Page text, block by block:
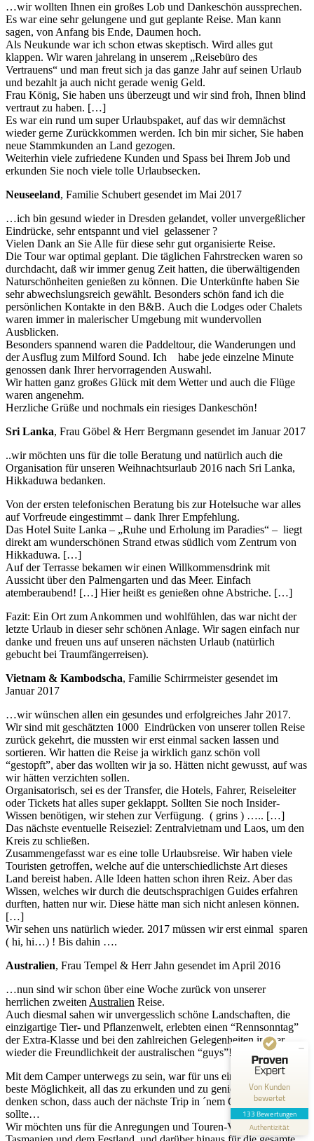
…wir wollten Ihnen ein großes Lob und Dankeschön aussprechen.
Es war eine sehr gelungene und gut geplante Reise. Man kann
sagen, von Anfang bis Ende, Daumen hoch.
Als Neukunde war ich schon etwas skeptisch. Wird alles gut
klappen. Wir waren jahrelang in unserem „Reisebüro des
Vertrauens“ und man freut sich ja das ganze Jahr auf seinen Urlaub
und bezahlt ja auch nicht gerade wenig Geld.
Frau König, Sie haben uns überzeugt und wir sind froh, Ihnen blind
vertraut zu haben. […]
Es war ein rund um super Urlaubspaket, auf das wir demnächst
wieder gerne Zurückkommen werden. Ich bin mir sicher, Sie haben
neue Stammkunden an Land gezogen.
Weiterhin viele zufriedene Kunden und Spass bei Ihrem Job und
erkunden Sie noch viele tolle Urlaubsecken.
Neuseeland, Familie Schubert gesendet im Mai 2017
…ich bin gesund wieder in Dresden gelandet, voller unvergeßlicher
Eindrücke, sehr entspannt und viel gelassener ?
Vielen Dank an Sie Alle für diese sehr gut organisierte Reise.
Die Tour war optimal geplant. Die täglichen Fahrstrecken waren so
durchdacht, daß wir immer genug Zeit hatten, die überwältigenden
Naturschönheiten genießen zu können. Die Unterkünfte haben Sie
sehr abwechslungsreich gewählt. Besonders schön fand ich die
persönlichen Kontakte in den B&B. Auch die Lodges oder Chalets
waren immer in malerischer Umgebung mit wundervollen
Ausblicken.
Besonders spannend waren die Paddeltour, die Wanderungen und
der Ausflug zum Milford Sound. Ich habe jede einzelne Minute
genossen dank Ihrer hervorragenden Auswahl.
Wir hatten ganz großes Glück mit dem Wetter und auch die Flüge
waren angenehm.
Herzliche Grüße und nochmals ein riesiges Dankeschön!
Sri Lanka, Frau Göbel & Herr Bergmann gesendet im Januar 2017
..wir möchten uns für die tolle Beratung und natürlich auch die
Organisation für unseren Weihnachtsurlaub 2016 nach Sri Lanka,
Hikkaduwa bedanken.
Von der ersten telefonischen Beratung bis zur Hotelsuche war alles
auf Vorfreude eingestimmt – dank Ihrer Empfehlung.
Das Hotel Suite Lanka – „Ruhe und Erholung im Paradies“ – liegt
direkt am wunderschönen Strand etwas südlich vom Zentrum von
Hikkaduwa. […]
Auf der Terrasse bekamen wir einen Willkommensdrink mit
Aussicht über den Palmengarten und das Meer. Einfach
atemberaubend! […] Hier heißt es genießen ohne Abstriche. […]
Fazit: Ein Ort zum Ankommen und wohlfühlen, das war nicht der
letzte Urlaub in dieser sehr schönen Anlage. Wir sagen einfach nur
danke und freuen uns auf unseren nächsten Urlaub (natürlich
gebucht bei Traumfängerreisen).
Vietnam & Kambodscha, Familie Schirrmeister gesendet im
Januar 2017
…wir wünschen allen ein gesundes und erfolgreiches Jahr 2017.
Wir sind mit geschätzten 1000 Eindrücken von unserer tollen Reise
zurück gekehrt, die mussten wir erst einmal sacken lassen und
sortieren. Wir hatten die Reise ja wirklich ganz schön voll
“gestopft”, aber das wollten wir ja so. Hätten nicht gewusst, auf was
wir hätten verzichten sollen.
Organisatorisch, sei es der Transfer, die Hotels, Fahrer, Reiseleiter
oder Tickets hat alles super geklappt. Sollten Sie noch Insider-
Wissen benötigen, wir stehen zur Verfügung. ( grins ) ….. […]
Das nächste eventuelle Reiseziel: Zentralvietnam und Laos, um den
Kreis zu schließen.
Zusammengefasst war es eine tolle Urlaubsreise. Wir haben viele
Touristen getroffen, welche auf die unterschiedlichste Art dieses
Land bereist haben. Alle Ideen hatten schon ihren Reiz. Aber das
Wissen, welches wir durch die deutschsprachigen Guides erfahren
durften, hatten nur wir. Diese hätte man sich nicht anlesen können.
[…]
Wir sehen uns natürlich wieder. 2017 müssen wir erst einmal sparen
( hi, hi…) ! Bis dahin ….
Australien, Frau Tempel & Herr Jahn gesendet im April 2016
…nun sind wir schon über eine Woche zurück von unserer
herrlichen zweiten Australien Reise.
Auch diesmal sahen wir unvergesslich schöne Landschaften, die
einzigartige Tier- und Pflanzenwelt, erlebten einen “Rennsonntag”
der Extra-Klasse und bei den zahlreichen Gelegenheiten immer
wieder die Freundlichkeit der australischen “guys”!
Mit dem Camper unterwegs zu sein, war für uns einmal mehr die
beste Möglichkeit, all das zu erkunden und zu genießen, und wir
denken schon, dass auch der nächste Trip in ´nem Camper erfolgen
sollte…
Wir möchten uns für die Anregungen und Touren-Vorschläge auf
Von Kunden
bewertet
133 Bewertungen
Authentizität
Reiseagentur Traumfänger
100%
Empfehlungen auf
ProvenExpert.com
SEHR GUT
4,88 / 5,00
50
Bewertungen auf
ProvenExpert.com
83
Bewertungen von 3
anderen Quellen
Blick aufs ProvenExpert-Profil werfen